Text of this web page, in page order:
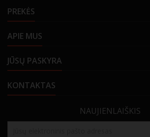
PREKĖS
APIE MUS
JŪSŲ PASKYRA
KONTAKTAS
NAUJIENLAIŠKIS